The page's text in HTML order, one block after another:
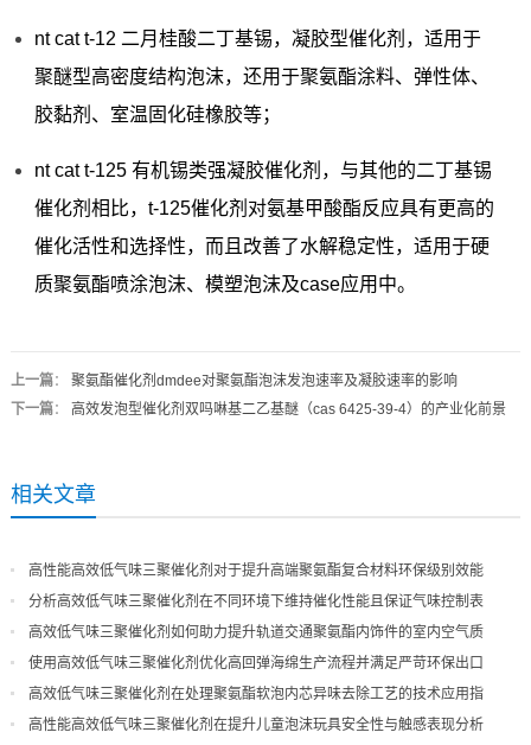
nt cat t-12 二月桂酸二丁基锡，凝胶型催化剂，适用于
聚醚型高密度结构泡沫，还用于聚氨酯涂料、弹性体、
胶黏剂、室温固化硅橡胶等；
nt cat t-125 有机锡类强凝胶催化剂，与其他的二丁基锡
催化剂相比，t-125催化剂对氨基甲酸酯反应具有更高的
催化活性和选择性，而且改善了水解稳定性，适用于硬
质聚氨酯喷涂泡沫、模塑泡沫及case应用中。
上一篇： 聚氨酯催化剂dmdee对聚氨酯泡沫发泡速率及凝胶速率的影响
下一篇： 高效发泡型催化剂双吗啉基二乙基醚（cas 6425-39-4）的产业化前景
相关文章
高性能高效低气味三聚催化剂对于提升高端聚氨酯复合材料环保级别效能
分析高效低气味三聚催化剂在不同环境下维持催化性能且保证气味控制表
现
高效低气味三聚催化剂如何助力提升轨道交通聚氨酯内饰件的室内空气质
量
使用高效低气味三聚催化剂优化高回弹海绵生产流程并满足严苛环保出口
高效低气味三聚催化剂在处理聚氨酯软泡内芯异味去除工艺的技术应用指
导
高性能高效低气味三聚催化剂在提升儿童泡沫玩具安全性与触感表现分析